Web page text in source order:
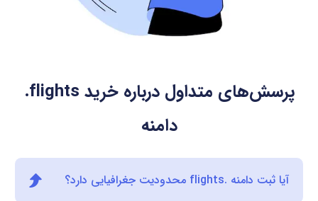
.flights
دامنه
آیا ثبت دامنه .flights محدودیت جغرافیایی دارد؟